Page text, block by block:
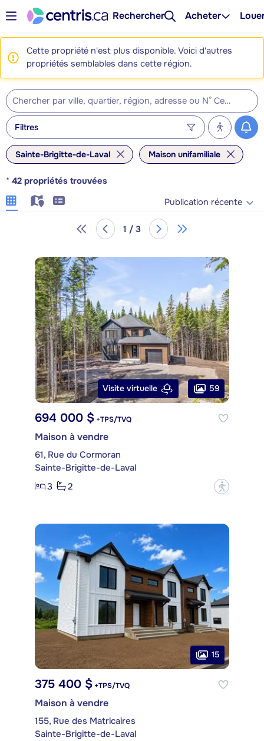
Rechercher Acheter
Cette propriété n'est plus disponible. Voici d'autres
propriétés semblables dans cette région.
Filtres
Sainte-Brigitte-de-Laval Maison unifamiliale
* 42 propriétés trouvées
Publication récente
1 / 3
Visite virtuelle 59
694 000 $ +TPS/TVQ
Maison à vendre
61, Rue du Cormoran
Sainte-Brigitte-de-Laval
3
2 ?
15
375 400 $ +TPS/TVQ
Maison à vendre
155, Rue des Matricaires
Sainte-Brigitte-de-Laval